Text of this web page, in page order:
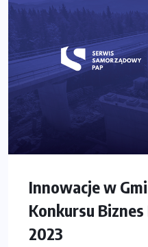
Innowacje w
Konkursu
2023